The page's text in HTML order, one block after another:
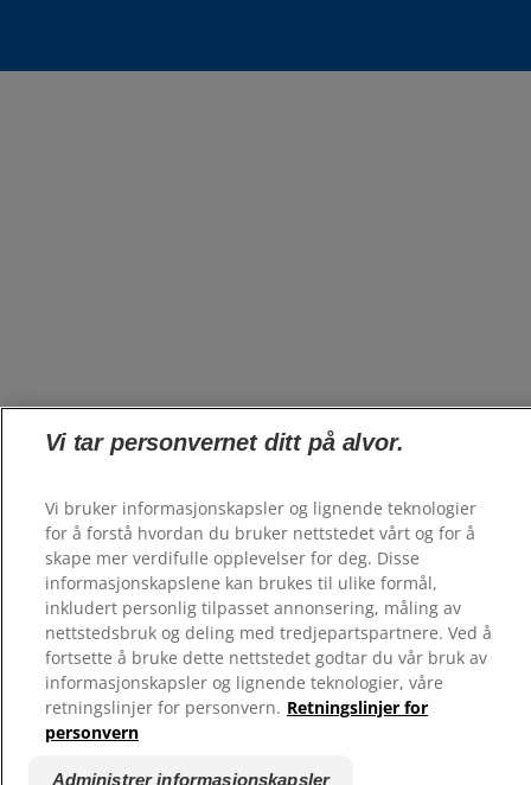
Vi tar personvernet ditt på alvor.
Vi bruker informasjonskapsler og lignende teknologier
for å forstå hvordan du bruker nettstedet vårt og for å
skape mer verdifulle opplevelser for deg. Disse
informasjonskapslene kan brukes til ulike formål,
inkludert personlig tilpasset annonsering, måling av
nettstedsbruk og deling med tredjepartspartnere. Ved å
fortsette å bruke dette nettstedet godtar du vår bruk av
informasjonskapsler og lignende teknologier, våre
retningslinjer for personvern. Retningslinjer for
personvern
Administrer informasjonskapsler